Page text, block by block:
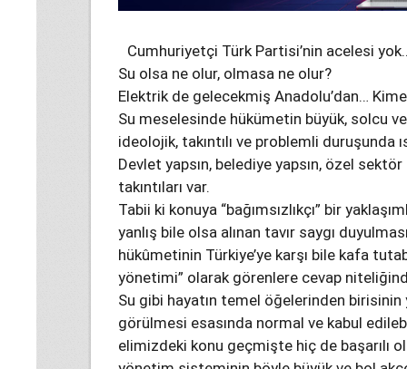
Cumhuriyetçi Türk Partisi’nin acelesi
Su olsa ne olur, olmasa ne olur?
Elektrik de gelecekmiş Anadolu’dan…
Su meselesinde hükümetin büyük, solcu
ideolojik, takıntılı ve problemli duruşunda
Devlet yapsın, belediye yapsın, özel
takıntıları var.
Tabii ki konuya “bağımsızlıkçı” bir
yanlış bile olsa alınan tavır saygı
hükûmetinin Türkiye’ye karşı bile kafa
yönetimi” olarak görenlere cevap
Su gibi hayatın temel öğelerinden
görülmesi esasında normal ve kabul
elimizdeki konu geçmişte hiç de başarılı